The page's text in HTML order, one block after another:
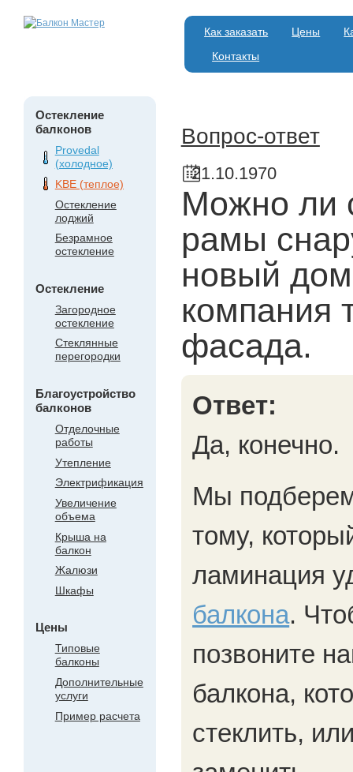
Как заказать Цены
Контакты
Остекление
балконов
Provedal
(холодное)
KBE (теплое)
Остекление
лоджий
Безрамное
остекление
Остекление
Загородное
остекление
Стеклянные
перегородки
Благоустройство
балконов
Отделочные
работы
Утепление
Электрификация
Увеличение
объема
Крыша на
балкон
Жалюзи
Шкафы
Цены
Типовые
балконы
Дополнительные
услуги
Пример расчета
Вопрос-ответ
21.10.1970
Можно ли
рамы
новый
компания
фасада.
Ответ:
Да, конечно.
Мы
тому,
ламинация
балкона.
позвоните
балкона,
стеклить,